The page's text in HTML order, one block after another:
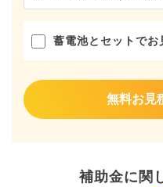
蓄電池とセットでお
無料お見
補助金に関